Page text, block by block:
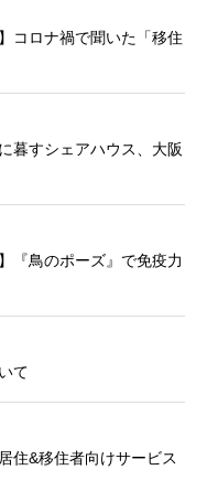
コロナ禍で聞いた「移住
暮すシェアハウス、大阪
『鳥のポーズ』で免疫力
て
住&移住者向けサービス